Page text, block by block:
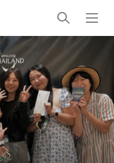
검
색
메
뉴